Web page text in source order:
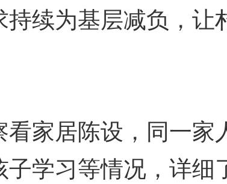
续为基层减负，让
家居陈设，同一家
学习等情况，详细